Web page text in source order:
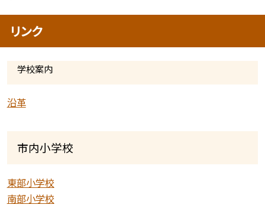
リンク
学校案内
沿革
市内小学校
東部小学校
南部小学校